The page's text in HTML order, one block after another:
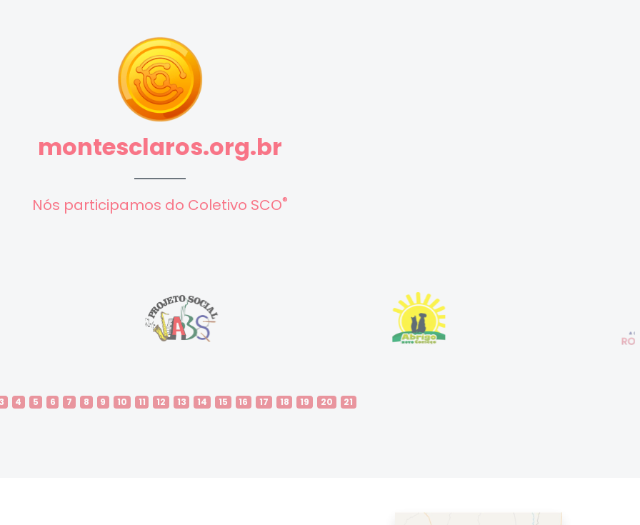
montesclaros.org.br
Nós participamos do Coletivo SCO®
4 5 6 7 8 9 10 11 12 13 14 15 16 17 18 19 20 21